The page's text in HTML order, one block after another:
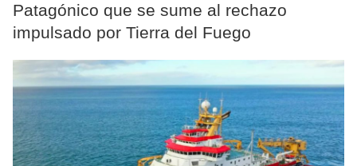
Patagónico que se sume al rechazo
impulsado por Tierra del Fuego